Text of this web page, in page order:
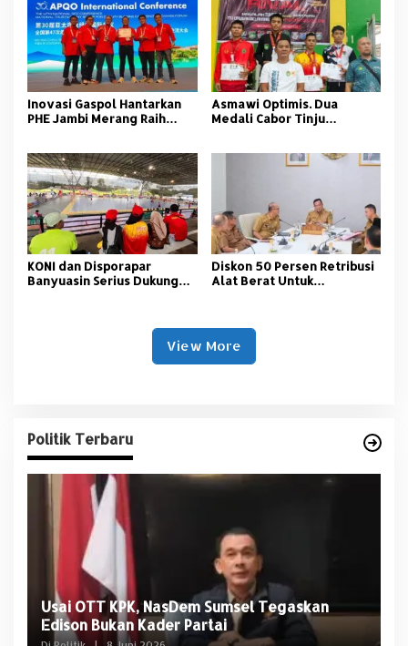
Inovasi Gaspol Hantarkan
PHE Jambi Merang Raih
Asmawi Optimis. Dua
Medali Cabor Tinju
KONI dan Disporapar
Banyuasin Serius Dukung
Diskon 50 Persen Retribusi
Alat Berat Untuk
View More
Politik Terbaru
Usai OTT KPK, NasDem Sumsel Tegaskan
Edison Bukan Kader Partai